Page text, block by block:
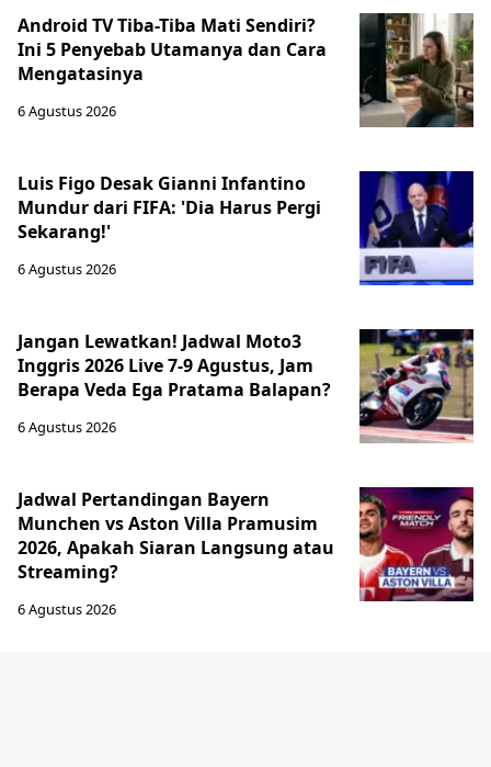
Android TV Tiba-Tiba Mati Sendiri?
Ini 5 Penyebab Utamanya dan Cara
Mengatasinya
6 Agustus 2026
Luis Figo Desak Gianni Infantino
Mundur dari FIFA: 'Dia Harus Pergi
Sekarang!'
6 Agustus 2026
Jangan Lewatkan! Jadwal Moto3
Inggris 2026 Live 7-9 Agustus, Jam
Berapa Veda Ega Pratama Balapan?
6 Agustus 2026
Jadwal Pertandingan Bayern
Munchen vs Aston Villa Pramusim
2026, Apakah Siaran Langsung atau
Streaming?
6 Agustus 2026